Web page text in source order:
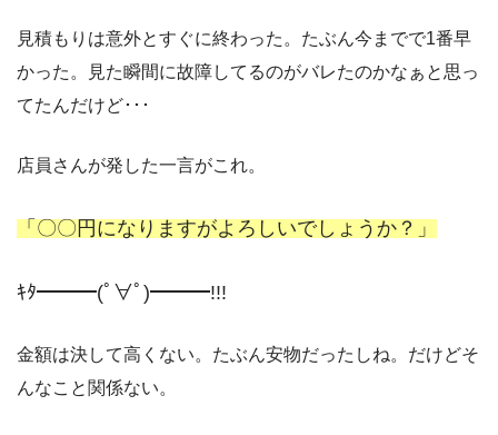
見積もりは意外とすぐに終わった。たぶん今までで1番早
かった。見た瞬間に故障してるのがバレたのかなぁと思っ
てたんだけど･･･
店員さんが発した一言がこれ。
「〇〇円になりますがよろしいでしょうか？」
ｷﾀ━━━(ﾟ∀ﾟ)━━━!!!
金額は決して高くない。たぶん安物だったしね。だけどそ
んなこと関係ない。